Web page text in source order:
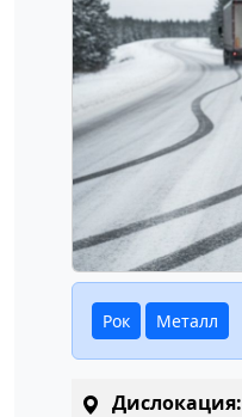
Рок Металл
Дислокация: